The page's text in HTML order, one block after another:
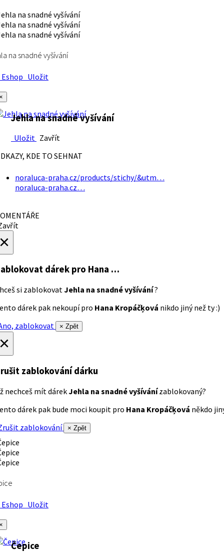
na snadné vyšívání
Uložit
Jehla na snadné vyšívání
Uložit Zavřít
KDE TO SEHNAT
noraluca-praha.cz/products/stichy/&utm…
noraluca-praha.cz…
dárek pro Hana …
si zablokovatJehla na snadné vyšívání?
dárek pak nekoupí pro Hana Kropáčķová nikdo jiný než ty :)
zablokovat
× Zpět
zablokování dárku
nechceš mít dárekJehla na snadné vyšívánízablokovaný?
dárek pak bude moci koupit pro Hana Kropáčķová někdo
zablokování
× Zpět
Uložit
Čepice